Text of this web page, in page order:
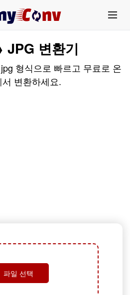
변환기
형식으로 빠르고 무료로 온
변환하세요.
파일 선택